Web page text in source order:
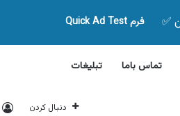
فرم Quick Ad Test
تماس باما تبلیغات
دنبال کردن